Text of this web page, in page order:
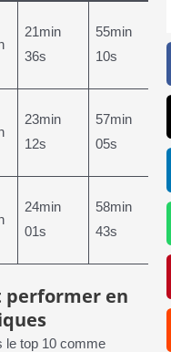
21min
36s
55min
10s
23min
12s
57min
05s
24min
01s
58min
43s
performer en
le top 10 comme